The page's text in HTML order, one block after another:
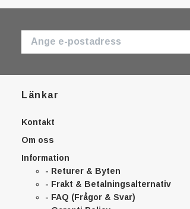
Länkar
Kontakt
Om oss
Information
- Returer & Byten
- Frakt & Betalningsalternativ
- FAQ (Frågor & Svar)